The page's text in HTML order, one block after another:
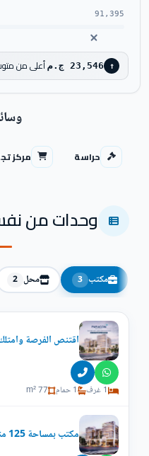
91,395
↑ 23,546 ج.م أعلى من
حراسة مركز
وحدات من
مكتب 3 محل 2
اقتنص الفرصة
1 غرف 1 حمام 77 m²
مكتب بمساحة 125 متر للبيع في مول باراجون 2 العاصمة